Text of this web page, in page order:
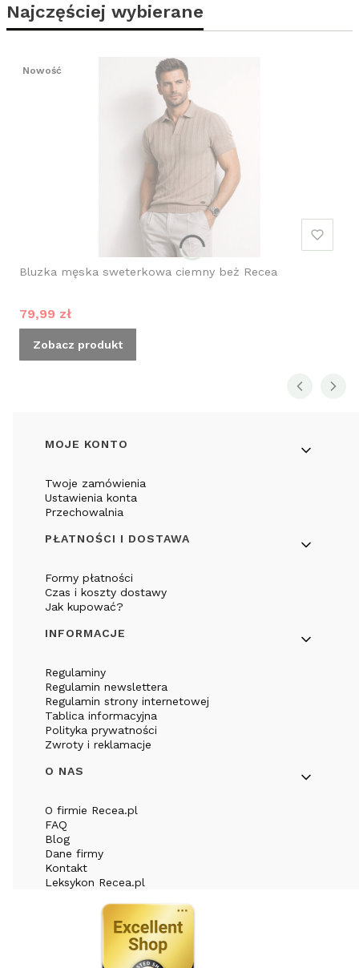
Najczęściej wybierane
Nowość
Bluzka męska sweterkowa ciemny beż Recea
Cena promocyjna
79,99 zł
Zobacz produkt
Linki w stopce
MOJE KONTO
Twoje zamówienia
Ustawienia konta
Przechowalnia
PŁATNOŚCI I DOSTAWA
Formy płatności
Czas i koszty dostawy
Jak kupować?
INFORMACJE
Regulaminy
Regulamin newslettera
Regulamin strony internetowej
Tablica informacyjna
Polityka prywatności
Zwroty i reklamacje
O NAS
O firmie Recea.pl
FAQ
Blog
Dane firmy
Kontakt
Leksykon Recea.pl